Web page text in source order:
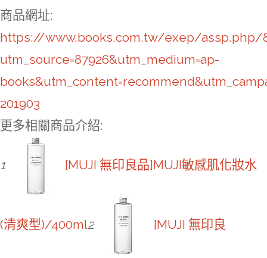
商品網址:
https://www.books.com.tw/exep/assp.php/
utm_source=87926&utm_medium=ap-
201903
更多相關商品介紹:
1 [MUJI 無印良品]MUJI敏感肌化妝水
(清爽型)/400ml2 [MUJI 無印良